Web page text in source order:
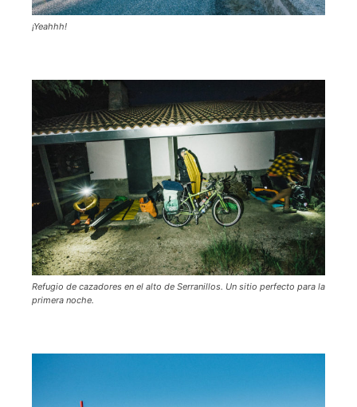
¡Yeahhh!
Refugio de cazadores en el alto de Serranillos. Un sitio perfecto para la
primera noche.